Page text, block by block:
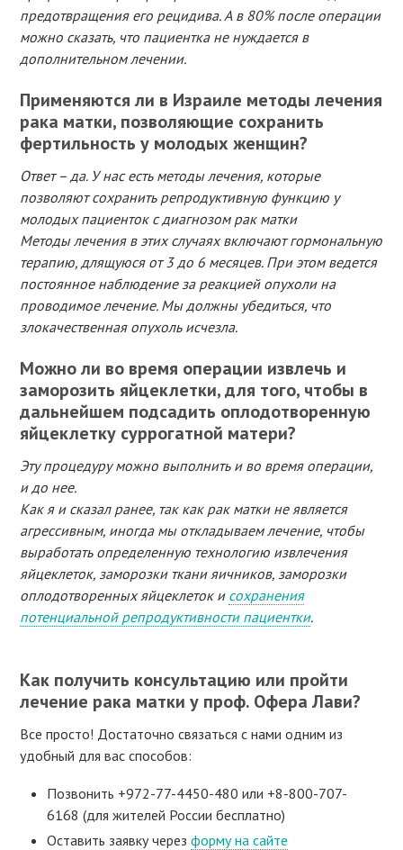
предотвращения его рецидива. А в 80% после операции
можно сказать, что пациентка не нуждается в
дополнительном лечении.
Применяются ли в Израиле методы лечения
рака матки, позволяющие сохранить
фертильность у молодых женщин?
Ответ – да. У нас есть методы лечения, которые
позволяют сохранить репродуктивную функцию у
молодых пациенток с диагнозом рак матки
Методы лечения в этих случаях включают гормональную
терапию, длящуюся от 3 до 6 месяцев. При этом ведется
постоянное наблюдение за реакцией опухоли на
проводимое лечение. Мы должны убедиться, что
злокачественная опухоль исчезла.
Можно ли во время операции извлечь и
заморозить яйцеклетки, для того, чтобы в
дальнейшем подсадить оплодотворенную
яйцеклетку суррогатной матери?
Эту процедуру можно выполнить и во время операции,
и до нее.
Как я и сказал ранее, так как рак матки не является
агрессивным, иногда мы откладываем лечение, чтобы
выработать определенную технологию извлечения
яйцеклеток, заморозки ткани яичников, заморозки
оплодотворенных яйцеклеток и сохранения
потенциальной репродуктивности пациентки.
Как получить консультацию или пройти
лечение рака матки у проф. Офера Лави?
Все просто! Достаточно связаться с нами одним из
удобный для вас способов:
Позвонить +972-77-4450-480 или +8-800-707-
6168 (для жителей России бесплатно)
Оставить заявку черезформу на сайте